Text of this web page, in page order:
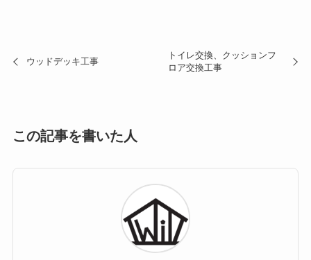
ウッドデッキ工事
トイレ交換、クッションフ
ロア交換工事
この記事を書いた人